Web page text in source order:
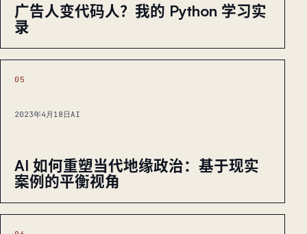
广告人变代码人？我的 Python 学习实
录
05
2023年4月18日 AI
AI 如何重塑当代地缘政治：基于现实
案例的平衡视角